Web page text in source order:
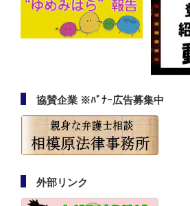
協賛企業 ※ﾊﾞﾅｰ広告募集中
外部リンク